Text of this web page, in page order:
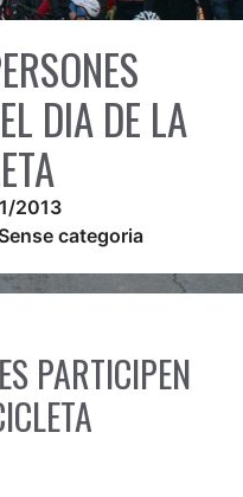
DIA DE LA
2013
Sense categoria
PARTICIPEN